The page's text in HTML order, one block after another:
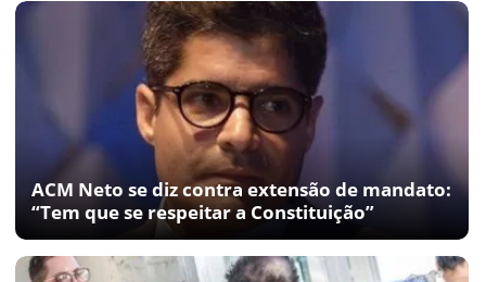
ACM Neto se diz contra extensão de mandato:
“Tem que se respeitar a Constituição”